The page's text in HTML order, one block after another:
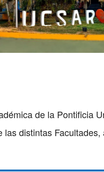
de la Pontificia
distintas